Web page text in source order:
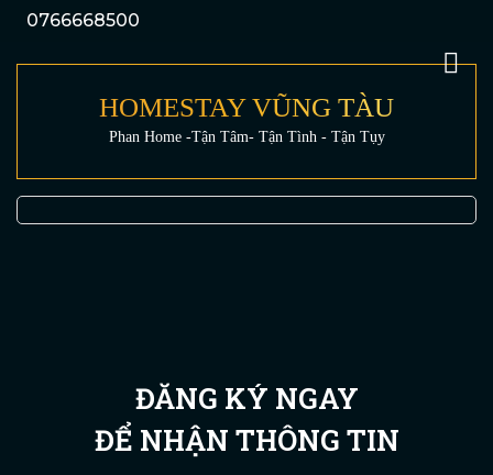
0766668500
HOMESTAY VŨNG TÀU
Phan Home -Tận Tâm- Tận Tình - Tận Tụy
ĐĂNG KÝ NGAY
ĐỂ NHẬN THÔNG TIN